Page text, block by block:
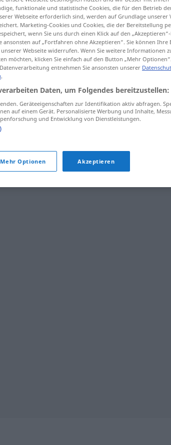
rallar GASTR
funktionale und statistische Cookies, die für den Betrieb
Webseite erforderlich sind, werden auf Grundlage unserer
Marketing-Cookies und Cookies, die der Bereitstellung
wenn Sie uns durch einen Klick auf den
ansonsten auf „Fortfahren ohne Akzeptieren“. Sie können Ihre
Webseite widerrufen. Wenn Sie weitere Informationen
möchten, klicken Sie einfach auf den Button „Mehr Optionen“.
entnehmen Sie ansonsten unserer
.
Daten, um Folgendes bereitzustellen:
Geräteeigenschaften zur Identifikation aktiv abfragen.
auf einem Gerät. Personalisierte Werbung und Inhalte,
und Entwicklung von Dienstleistungen.
Mehr Optionen Akzeptieren